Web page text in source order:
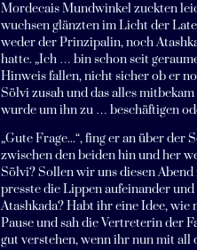
Mordecais Mundwinkel zuckten
wuchsen glänzten im Licht der
weder der Prinzipalin, noch
hatte. „Ich … bin schon seit
Hinweis fallen, nicht sicher ob er
Sölvi zusah und das alles
wurde um ihn zu … beschäftigen
„Gute Frage...“, fing er an über
zwischen den beiden hin und her
Sölvi? Sollen wir uns diesen
presste die Lippen aufeinander
Atashkada? Habt ihr eine Idee, wie
Pause und sah die Vertreterin der
gut verstehen, wenn ihr nun mit all